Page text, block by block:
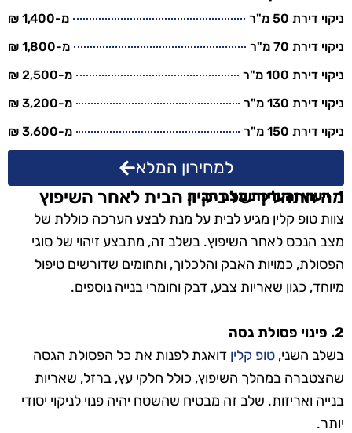
ניקוי דירת 50 מ"ר
מ-1,400 ₪
ניקוי דירת 70 מ"ר
מ-1,800 ₪
ניקוי דירת 100 מ"ר
מ-2,500 ₪
ניקוי דירת 130 מ"ר
מ-3,200 ₪
ניקוי דירת 150 מ"ר
מ-3,600 ₪
למחירון המלא
מה התהליך של ניקיון הבית לאחר השיפוץ
1. ייעוץ והערכת מצב הבית
צוות טופ קלין מגיע לבית על מנת לבצע הערכה כוללת של
מצב הנכס לאחר השיפוץ. בשלב זה, מתבצע זיהוי של סוגי
הפסולת, כמויות האבק והלכלוך, ותחומים שדורשים טיפול
מיוחד, כגון שאריות צבע, דבק וחומרי בנייה נוספים.
2. פינוי פסולת גסה
בשלב השני, טופ קלין דואגת לפנות את כל הפסולת הגסה
שהצטברה במהלך השיפוץ, כולל חלקי עץ, ברזל, שאריות
בנייה ואריזות. שלב זה מבטיח שהשטח יהיה פנוי לניקוי יסודי
יותר.